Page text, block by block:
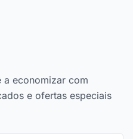
a economizar com
e ofertas especiais